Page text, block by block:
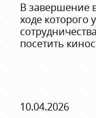
В завершение
ходе
посетить
10.04.2026